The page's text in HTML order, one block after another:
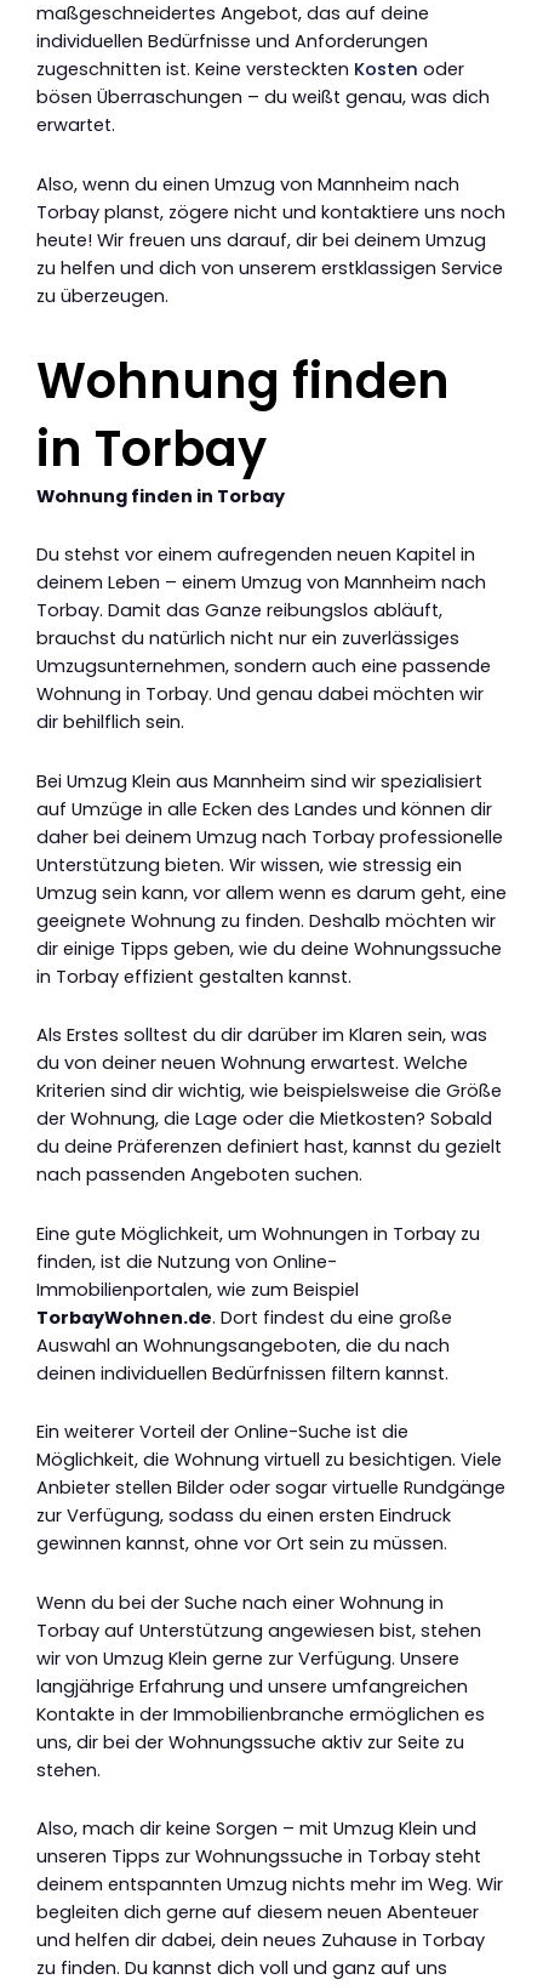
maßgeschneidertes Angebot, das auf deine
individuellen Bedürfnisse und Anforderungen
zugeschnitten ist. Keine versteckten Kosten oder
bösen Überraschungen – du weißt genau, was dich
erwartet.
Also, wenn du einen Umzug von Mannheim nach
Torbay planst, zögere nicht und kontaktiere uns noch
heute! Wir freuen uns darauf, dir bei deinem Umzug
zu helfen und dich von unserem erstklassigen Service
zu überzeugen.
Wohnung finden
in Torbay
Wohnung finden in Torbay
Du stehst vor einem aufregenden neuen Kapitel in
deinem Leben – einem Umzug von Mannheim nach
Torbay. Damit das Ganze reibungslos abläuft,
brauchst du natürlich nicht nur ein zuverlässiges
Umzugsunternehmen, sondern auch eine passende
Wohnung in Torbay. Und genau dabei möchten wir
dir behilflich sein.
Bei Umzug Klein aus Mannheim sind wir spezialisiert
auf Umzüge in alle Ecken des Landes und können dir
daher bei deinem Umzug nach Torbay professionelle
Unterstützung bieten. Wir wissen, wie stressig ein
Umzug sein kann, vor allem wenn es darum geht, eine
geeignete Wohnung zu finden. Deshalb möchten wir
dir einige Tipps geben, wie du deine Wohnungssuche
in Torbay effizient gestalten kannst.
Als Erstes solltest du dir darüber im Klaren sein, was
du von deiner neuen Wohnung erwartest. Welche
Kriterien sind dir wichtig, wie beispielsweise die Größe
der Wohnung, die Lage oder die Mietkosten? Sobald
du deine Präferenzen definiert hast, kannst du gezielt
nach passenden Angeboten suchen.
Eine gute Möglichkeit, um Wohnungen in Torbay zu
finden, ist die Nutzung von Online-
Immobilienportalen, wie zum Beispiel
TorbayWohnen.de. Dort findest du eine große
Auswahl an Wohnungsangeboten, die du nach
deinen individuellen Bedürfnissen filtern kannst.
Ein weiterer Vorteil der Online-Suche ist die
Möglichkeit, die Wohnung virtuell zu besichtigen. Viele
Anbieter stellen Bilder oder sogar virtuelle Rundgänge
zur Verfügung, sodass du einen ersten Eindruck
gewinnen kannst, ohne vor Ort sein zu müssen.
Wenn du bei der Suche nach einer Wohnung in
Torbay auf Unterstützung angewiesen bist, stehen
wir von Umzug Klein gerne zur Verfügung. Unsere
langjährige Erfahrung und unsere umfangreichen
Kontakte in der Immobilienbranche ermöglichen es
uns, dir bei der Wohnungssuche aktiv zur Seite zu
stehen.
Also, mach dir keine Sorgen – mit Umzug Klein und
unseren Tipps zur Wohnungssuche in Torbay steht
deinem entspannten Umzug nichts mehr im Weg. Wir
begleiten dich gerne auf diesem neuen Abenteuer
und helfen dir dabei, dein neues Zuhause in Torbay
zu finden. Du kannst dich voll und ganz auf uns